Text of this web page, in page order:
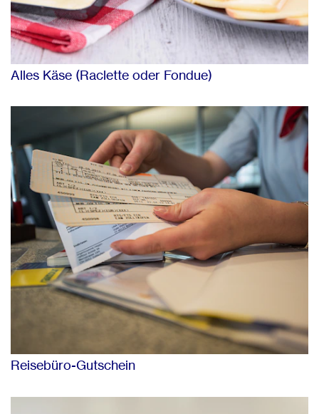
Alles Käse (Raclette oder Fondue)
Reisebüro-Gutschein